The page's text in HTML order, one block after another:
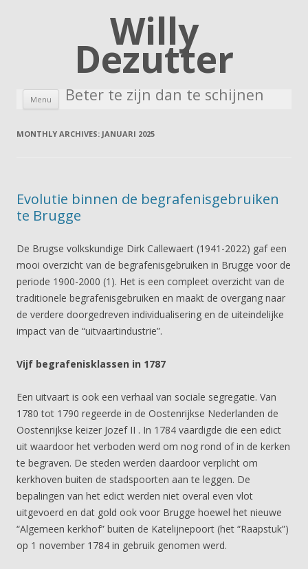
Willy
Dezutter
Beter te zijn dan te schijnen
Menu Skip to content
MONTHLY ARCHIVES: JANUARI 2025
Evolutie binnen de begrafenisgebruiken
te Brugge
De Brugse volkskundige Dirk Callewaert (1941-2022) gaf een
mooi overzicht van de begrafenisgebruiken in Brugge voor de
periode 1900-2000 (1). Het is een compleet overzicht van de
traditionele begrafenisgebruiken en maakt de overgang naar
de verdere doorgedreven individualisering en de uiteindelijke
impact van de “uitvaartindustrie”.
Vijf begrafenisklassen in 1787
Een uitvaart is ook een verhaal van sociale segregatie. Van
1780 tot 1790 regeerde in de Oostenrijkse Nederlanden de
Oostenrijkse keizer Jozef II . In 1784 vaardigde die een edict
uit waardoor het verboden werd om nog rond of in de kerken
te begraven. De steden werden daardoor verplicht om
kerkhoven buiten de stadspoorten aan te leggen. De
bepalingen van het edict werden niet overal even vlot
uitgevoerd en dat gold ook voor Brugge hoewel het nieuwe
“Algemeen kerkhof” buiten de Katelijnepoort (het “Raapstuk”)
op 1 november 1784 in gebruik genomen werd.